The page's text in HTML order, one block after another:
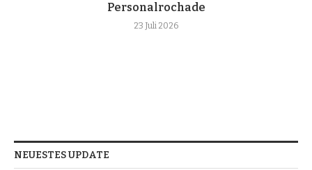
Personalrochade
23 Juli 2026
NEUESTES UPDATE